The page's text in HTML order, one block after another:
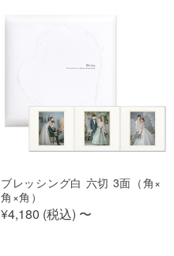
ブレッシング白 六切 3面（角×
角×角）
¥4,180 (税込) 〜